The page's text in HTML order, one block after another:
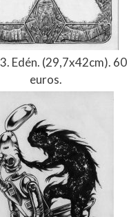
Edén. (29,7x42cm). 60
euros.